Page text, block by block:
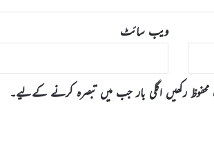
ویب‌ سائٹ
رکھیں اگلی بار جب میں تبصرہ کرنے کےلیے۔